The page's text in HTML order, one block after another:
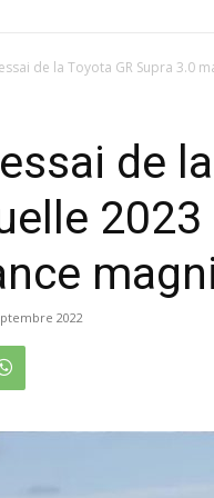
de la Toyota GR Supra 3.0
de
2022